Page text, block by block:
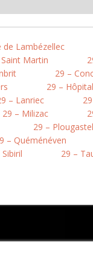
Lambézellec
Martin
29 –
29 –
– Lanriec
29 – Milizac
29 –
– Quéménéven
29 –